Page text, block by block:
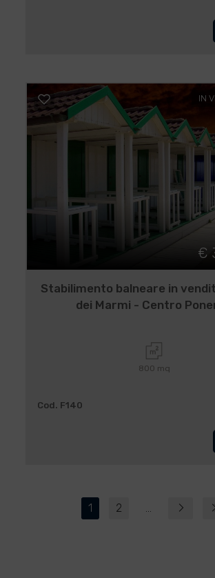
IN
€
Stabilimento balneare in
dei Marmi - Centro
800 mq
Cod. F140
1 2 ...